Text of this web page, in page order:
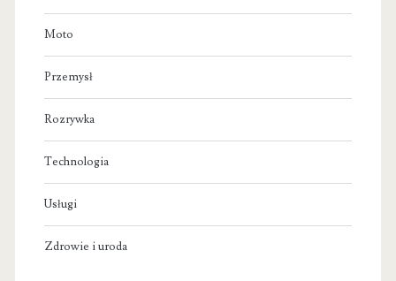
Moto
Przemysł
Rozrywka
Technologia
Usługi
Zdrowie i uroda